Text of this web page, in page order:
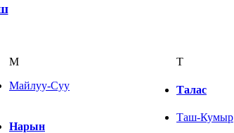
М
Майлуу-Суу
Нарын
Т
Талас
Таш-Кумыр